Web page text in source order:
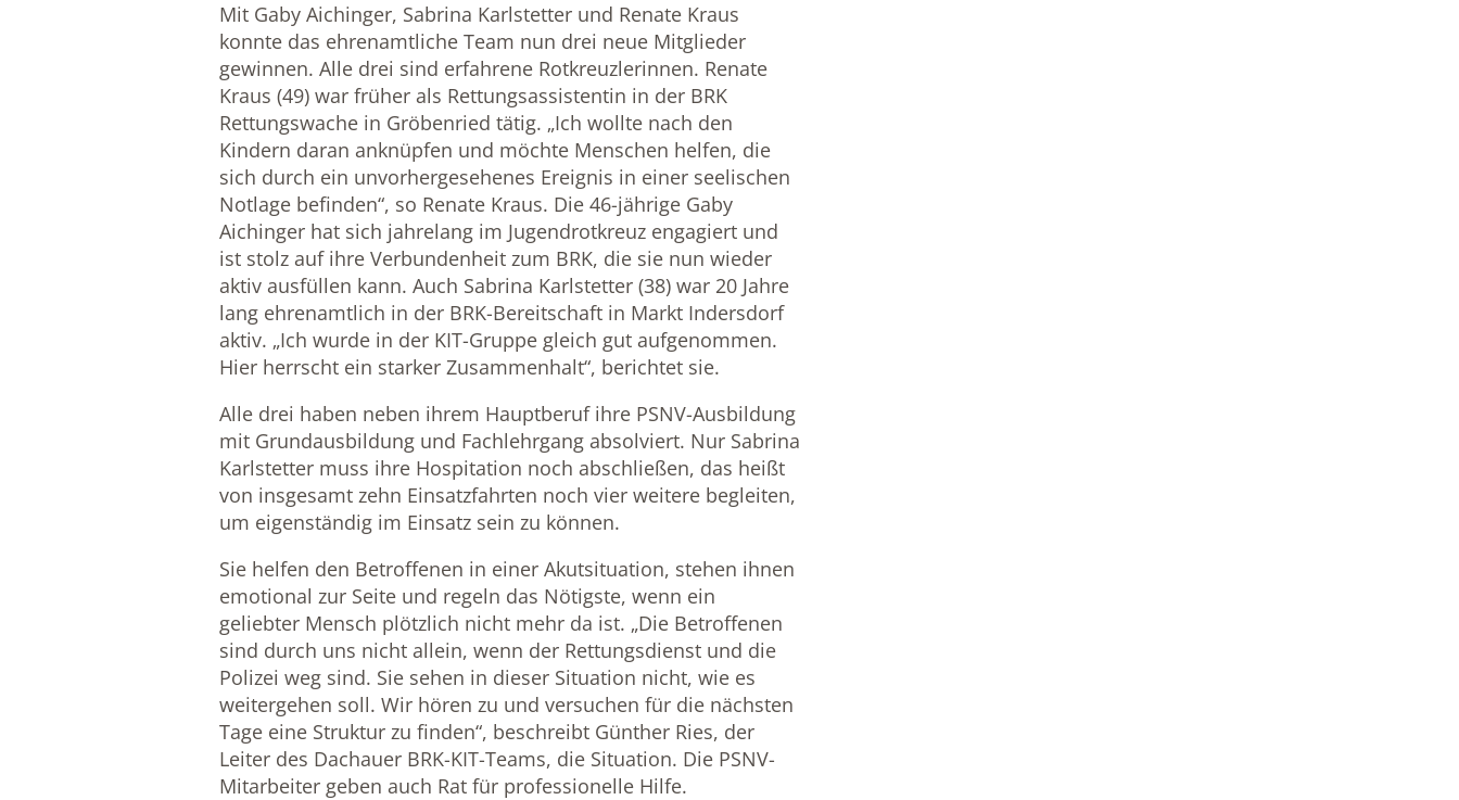
Mit Gaby Aichinger, Sabrina Karlstetter und Renate Kraus
konnte das ehrenamtliche Team nun drei neue Mitglieder
gewinnen. Alle drei sind erfahrene Rotkreuzlerinnen. Renate
Kraus (49) war früher als Rettungsassistentin in der BRK
Rettungswache in Gröbenried tätig. „Ich wollte nach den
Kindern daran anknüpfen und möchte Menschen helfen, die
sich durch ein unvorhergesehenes Ereignis in einer seelischen
Notlage befinden“, so Renate Kraus. Die 46-jährige Gaby
Aichinger hat sich jahrelang im Jugendrotkreuz engagiert und
ist stolz auf ihre Verbundenheit zum BRK, die sie nun wieder
aktiv ausfüllen kann. Auch Sabrina Karlstetter (38) war 20 Jahre
lang ehrenamtlich in der BRK-Bereitschaft in Markt Indersdorf
aktiv. „Ich wurde in der KIT-Gruppe gleich gut aufgenommen.
Hier herrscht ein starker Zusammenhalt“, berichtet sie.
Alle drei haben neben ihrem Hauptberuf ihre PSNV-Ausbildung
mit Grundausbildung und Fachlehrgang absolviert. Nur Sabrina
Karlstetter muss ihre Hospitation noch abschließen, das heißt
von insgesamt zehn Einsatzfahrten noch vier weitere begleiten,
um eigenständig im Einsatz sein zu können.
Sie helfen den Betroffenen in einer Akutsituation, stehen ihnen
emotional zur Seite und regeln das Nötigste, wenn ein
geliebter Mensch plötzlich nicht mehr da ist. „Die Betroffenen
sind durch uns nicht allein, wenn der Rettungsdienst und die
Polizei weg sind. Sie sehen in dieser Situation nicht, wie es
weitergehen soll. Wir hören zu und versuchen für die nächsten
Tage eine Struktur zu finden“, beschreibt Günther Ries, der
Leiter des Dachauer BRK-KIT-Teams, die Situation. Die PSNV-
Mitarbeiter geben auch Rat für professionelle Hilfe.